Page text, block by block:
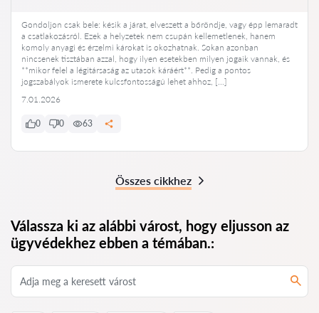
Gondoljon csak bele: késik a járat, elveszett a bőröndje, vagy épp lemaradt
a csatlakozásról. Ezek a helyzetek nem csupán kellemetlenek, hanem
komoly anyagi és érzelmi károkat is okozhatnak. Sokan azonban
nincsenek tisztában azzal, hogy ilyen esetekben milyen jogaik vannak, és
**mikor felel a légitársaság az utasok káráért**. Pedig a pontos
jogszabályok ismerete kulcsfontosságú lehet ahhoz, […]
7.01.2026
0 0 63
Összes cikkhez
Válassza ki az alábbi várost, hogy eljusson az
ügyvédekhez ebben a témában.: